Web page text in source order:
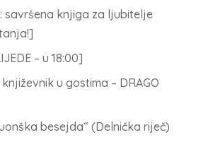
savršena knjiga za ljubitelje
– u 18:00]
u gostima – DRAGO
besejda“ (Delnička riječ)